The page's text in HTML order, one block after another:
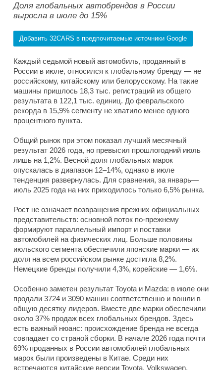
Доля глобальных автобрендов в России
выросла в июле до 15%
Добавить 32CARS в предпочитаемые источники Google
Каждый седьмой новый автомобиль, проданный в
России в июле, относился к глобальному бренду — не
российскому, китайскому или белорусскому. На такие
машины пришлось 18,3 тыс. регистраций из общего
результата в 122,1 тыс. единиц. До февральского
рекорда в 15,9% сегменту не хватило менее одного
процентного пункта.
Общий рынок при этом показал лучший месячный
результат 2026 года, но превысил прошлогодний июль
лишь на 1,2%. Весной доля глобальных марок
опускалась в диапазон 12–14%, однако в июле
тенденция развернулась. Для сравнения, за январь—
июль 2025 года на них приходилось только 6,5% рынка.
Рост не означает возвращения прежних официальных
представительств: основной поток по-прежнему
формируют параллельный импорт и поставки
автомобилей на физических лиц. Больше половины
июльского сегмента обеспечили японские марки — их
доля на всем российском рынке достигла 8,2%.
Немецкие бренды получили 4,3%, корейские — 1,6%.
Особенно заметен результат Toyota и Mazda: в июле они
продали 3724 и 3090 машин соответственно и вошли в
общую десятку лидеров. Вместе две марки обеспечили
около 37% продаж всех глобальных брендов. Здесь
есть важный нюанс: происхождение бренда не всегда
совпадает со страной сборки. В начале 2026 года почти
69% проданных в России автомобилей глобальных
марок были произведены в Китае. Среди них
встречаются китайские версии Toyota, Volkswagen,